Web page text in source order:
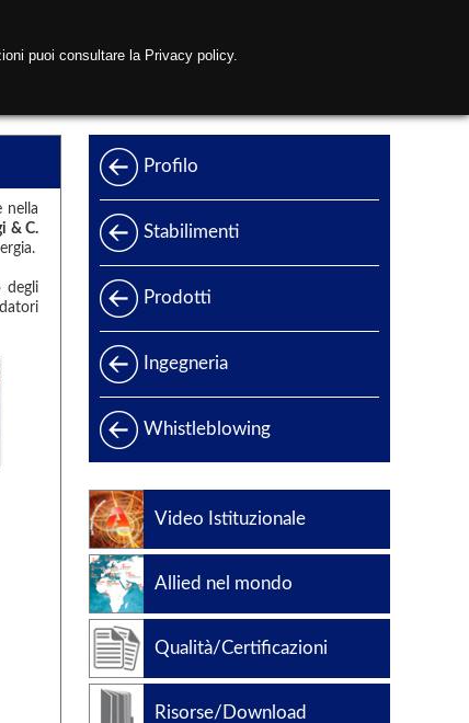
nella
& C.
degli
Profilo
Stabilimenti
Prodotti
Gamma prodotti
Produzione di energia
Offshore
Petrolchimico
Slug catchers
Standard di produzione
Codici di progettazione
Ingegneria
Whistleblowing
Video Istituzionale
Allied nel mondo
Qualità/Certificazioni
Risorse/Download
puoi consultare la Privacy policy.